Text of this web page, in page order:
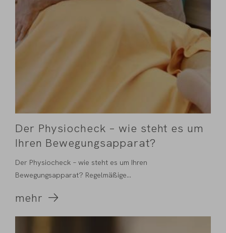
Der Physiocheck – wie steht es um
Ihren Bewegungsapparat?
Der Physiocheck – wie steht es um Ihren
Bewegungsapparat? Regelmäßige
mehr